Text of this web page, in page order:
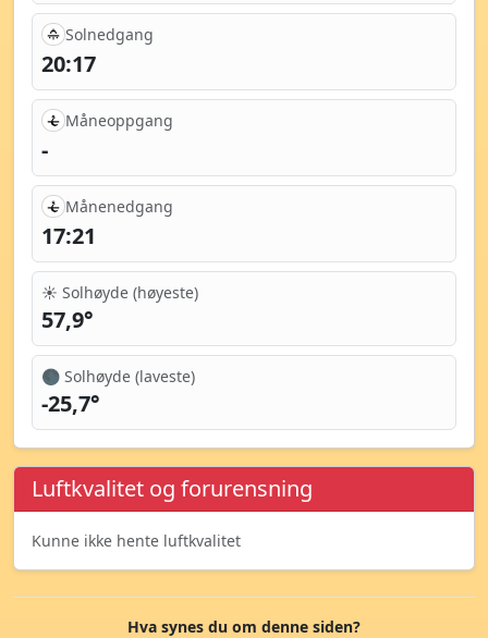
Solnedgang
20:17
Måneoppgang
-
Månenedgang
17:21
☀️ Solhøyde (høyeste)
57,9°
🌑 Solhøyde (laveste)
-25,7°
Luftkvalitet og forurensning
Kunne ikke hente luftkvalitet
Hva synes du om denne siden?